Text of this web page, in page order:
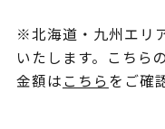
※北海道・九州エリ
いたします。こちら
金額はこちらをご確